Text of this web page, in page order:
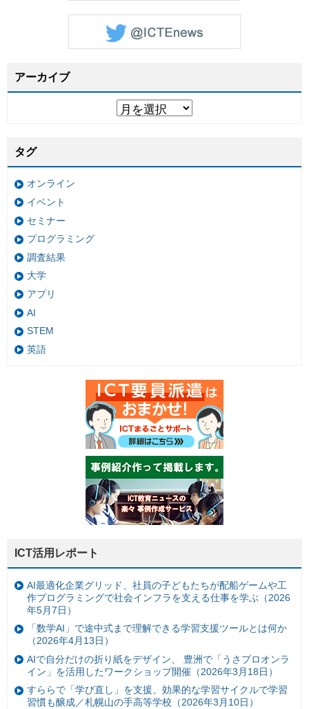
アーカイブ
タグ
オンライン
イベント
セミナー
プログラミング
調査結果
大学
アプリ
AI
STEM
英語
ICT活用レポート
AI最適化企業グリッド、社員の子どもたちが配船ゲームや工
作プログラミングで社会インフラを支える仕事を学ぶ（2026
年5月7日）
「数学AI」で途中式まで理解できる学習支援ツールとは何か
（2026年4月13日）
AIで自分だけの折り紙をデザイン、 豊洲で「うさプロオンラ
イン」を活用したワークショップ開催（2026年3月18日）
すららで「学び直し」を支援、効果的な学習サイクルで学習
習慣も醸成／札幌山の手高等学校（2026年3月10日）